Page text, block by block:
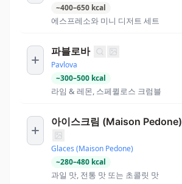
~400–650 kcal
에스프레소와 미니 디저트 세트
파블로바
Pavlova
~300–500 kcal
라임 & 레몬, 스페퀼로스 크럼블
아이스크림 (Maison Pedone)
Glaces (Maison Pedone)
~280–480 kcal
과일 맛, 전통 맛 또는 초콜릿 맛